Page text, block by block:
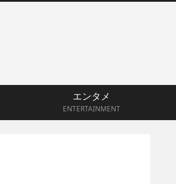
エンタメ
ENTERTAINMENT